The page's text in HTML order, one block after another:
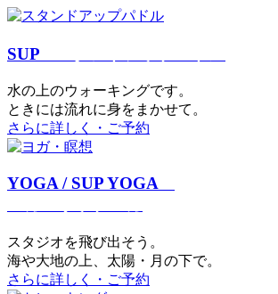
SUP
⽔の上のウォーキングです。
ときには流れに身をまかせて。
さらに詳しく・ご予約
YOGA / SUP YOGA
スタジオを⾶び出そう。
海や大地の上、太陽・⽉の下で。
さらに詳しく・ご予約